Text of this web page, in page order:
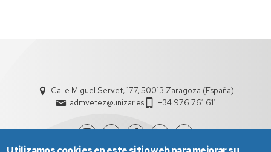
Calle Miguel Servet, 177, 50013 Zaragoza (España)
admvetez@unizar.es
+34 976 761 611